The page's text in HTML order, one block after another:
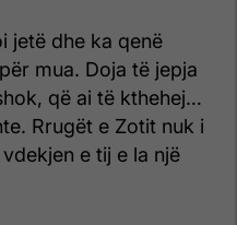
jetë dhe ka qenë
mua. Doja të jepja
që ai të kthehej…
Rrugët e Zotit nuk i
e tij e la një